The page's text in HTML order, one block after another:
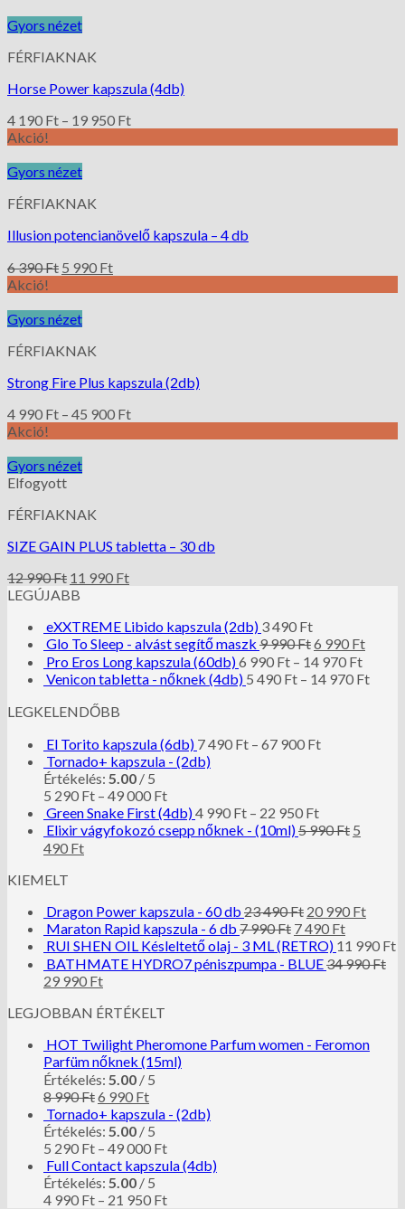
Gyors nézet
FÉRFIAKNAK
Horse Power kapszula (4db)
4 190 Ft – 19 950 Ft
Akció!
Gyors nézet
FÉRFIAKNAK
Illusion potencianövelő kapszula – 4 db
6 390Ft 5 990 Ft
Akció!
Gyors nézet
FÉRFIAKNAK
Strong Fire Plus kapszula (2db)
4 990 Ft – 45 900 Ft
Akció!
Gyors nézet
Elfogyott
FÉRFIAKNAK
SIZE GAIN PLUS tabletta – 30 db
12 990Ft 11 990 Ft
LEGÚJABB
eXXTREME Libido kapszula (2db) 3 490 Ft
Glo To Sleep - alvást segítő maszk 9 990Ft6 990 Ft
Pro Eros Long kapszula (60db)6 990 Ft – 14 970 Ft
Venicon tabletta - nőknek (4db) 5 490 Ft – 14 970 Ft
LEGKELENDŐBB
El Torito kapszula (6db) 7 490 Ft – 67 900 Ft
Tornado+ kapszula - (2db)
Értékelés: 5.00 / 5
5 290 Ft – 49 000 Ft
Green Snake First (4db)4 990 Ft – 22 950 Ft
Elixir vágyfokozó csepp nőknek - (10ml)5 990Ft 5
490 Ft
KIEMELT
Dragon Power kapszula - 60 db 23 490Ft 20 990 Ft
Maraton Rapid kapszula - 6 db 7 990Ft 7 490 Ft
RUI SHEN OIL Késleltető olaj - 3 ML (RETRO) 11 990 Ft
BATHMATE HYDRO7 péniszpumpa - BLUE34 990Ft
29 990 Ft
LEGJOBBAN ÉRTÉKELT
HOT Twilight Pheromone Parfum women - Feromon
Parfüm nőknek (15ml)
Értékelés: 5.00 / 5
8 990Ft6 990 Ft
Tornado+ kapszula - (2db)
Értékelés: 5.00 / 5
5 290 Ft – 49 000 Ft
Full Contact kapszula (4db)
Értékelés: 5.00 / 5
4 990 Ft – 21 950 Ft